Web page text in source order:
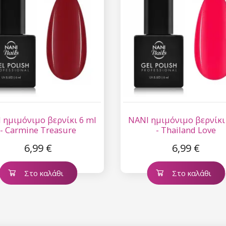
βερνίκι 6 ml
- Carmine Treasure
6,99 €
Στο καλάθι
NANI ημιμόνιμο
- Thailand Love
6,99 €
Στο καλάθι